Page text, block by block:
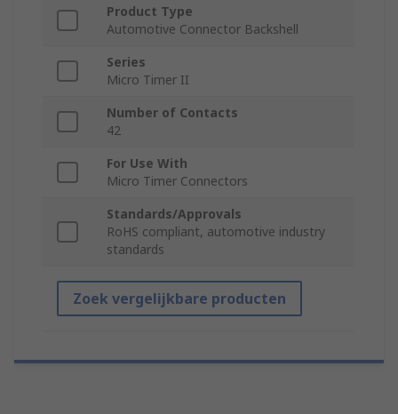
Product Type
Automotive Connector Backshell
Series
Micro Timer II
Number of Contacts
42
For Use With
Micro Timer Connectors
Standards/Approvals
RoHS compliant, automotive industry
standards
Zoek vergelijkbare producten